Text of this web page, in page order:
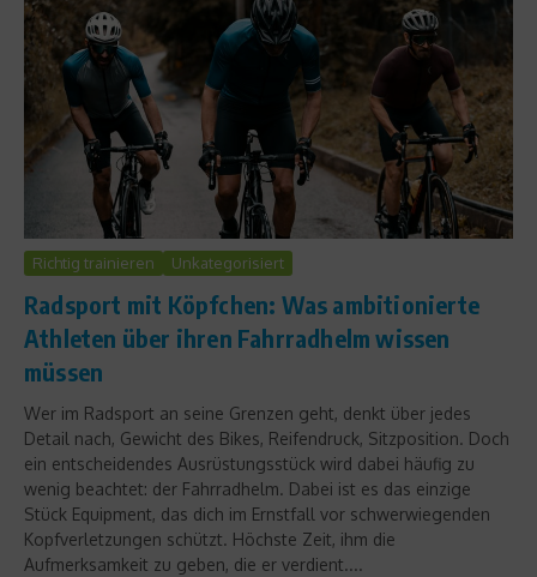
Richtig trainieren Unkategorisiert
Radsport mit Köpfchen: Was ambitionierte
Athleten über ihren Fahrradhelm wissen
müssen
Wer im Radsport an seine Grenzen geht, denkt über jedes
Detail nach, Gewicht des Bikes, Reifendruck, Sitzposition. Doch
ein entscheidendes Ausrüstungsstück wird dabei häufig zu
wenig beachtet: der Fahrradhelm. Dabei ist es das einzige
Stück Equipment, das dich im Ernstfall vor schwerwiegenden
Kopfverletzungen schützt. Höchste Zeit, ihm die
Aufmerksamkeit zu geben, die er verdient....